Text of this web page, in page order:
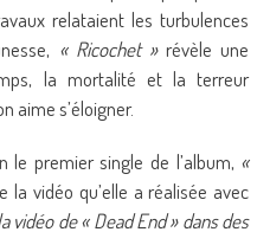
relataient les turbulences
« Ricochet »révèle une
la mortalité et la terreur
aime s’éloigner.
le premier single de l’album, «
la vidéo qu’elle a réalisée avec
vidéo de « Dead End » dans des